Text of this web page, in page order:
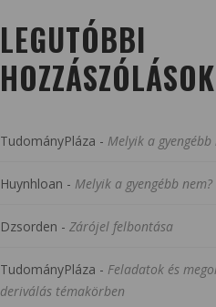
LEGUTÓBBI
HOZZÁSZÓLÁSOK
TudományPláza - Melyik a gyengébb
Huynhloan - Melyik a gyengébb nem?
Dzsorden - Zárójel felbontása
TudományPláza - Feladatok és
deriválás témakörben